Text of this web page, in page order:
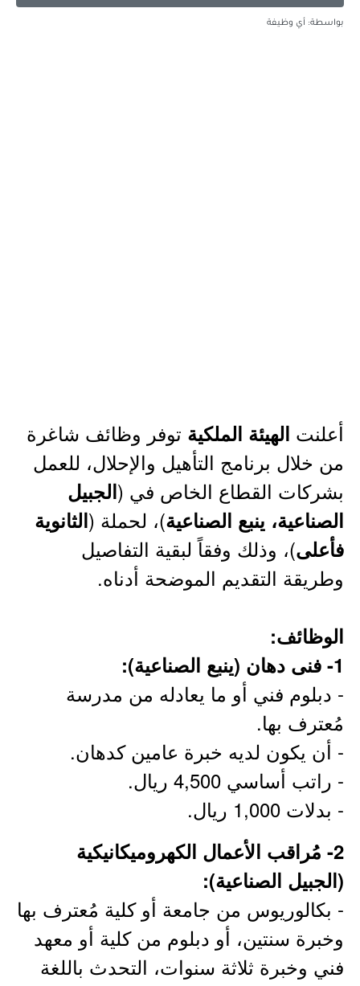
بواسطة: أي وظيفة
أعلنت الهيئة الملكية توفر وظائف شاغرة
من خلال برنامج التأهيل والإحلال، للعمل
بشركات القطاع الخاص في (الجبيل
الصناعية، ينبع الصناعية)، لحملة (الثانوية
فأعلى)، وذلك وفقاً لبقية التفاصيل
وطريقة التقديم الموضحة أدناه.
الوظائف:
1- فنى دهان (ينبع الصناعية):
- دبلوم فني أو ما يعادله من مدرسة
مُعترف بها.
- أن يكون لديه خبرة عامين كدهان.
- راتب أساسي 4,500 ريال.
- بدلات 1,000 ريال.
2- مُراقب الأعمال الكهروميكانيكية
(الجبيل الصناعية):
- بكالوريوس من جامعة أو كلية مُعترف بها
وخبرة سنتين، أو دبلوم من كلية أو معهد
فني وخبرة ثلاثة سنوات، التحدث باللغة